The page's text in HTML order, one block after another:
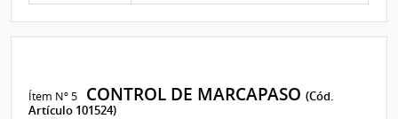
Ítem Nº 5 CONTROL DE MARCAPASO(Cód.
Artículo 101524)